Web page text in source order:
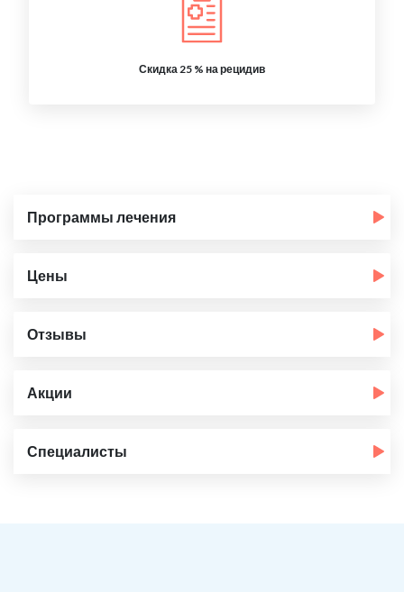
Скидка 25 % на рецидив
Программы лечения
Цены
Отзывы
Акции
Специалисты